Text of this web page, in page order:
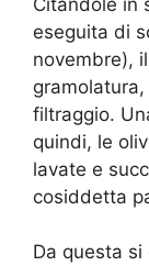
eseguita di
novembre),
gramolatura,
filtraggio.
quindi, le
lavate e
cosiddetta
Da questa